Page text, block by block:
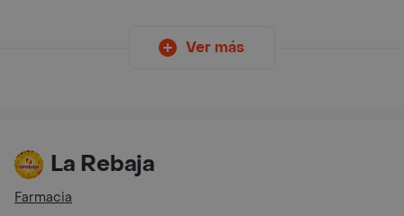
Ver más
La Rebaja
Farmacia